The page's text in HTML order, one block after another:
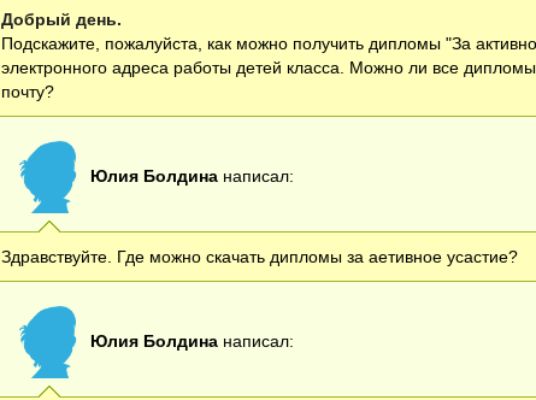
Добрый день.
Подскажите, пожалуйста, как можно получить дипломы "За
электронного адреса работы детей класса. Можно ли все
почту?
Юлия Болдина написал:
Здравствуйте. Где можно скачать дипломы за аетивное усастие?
Юлия Болдина написал: